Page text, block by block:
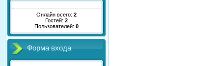
Онлайн всего: 2
Гостей: 2
Пользователей: 0
Форма входа